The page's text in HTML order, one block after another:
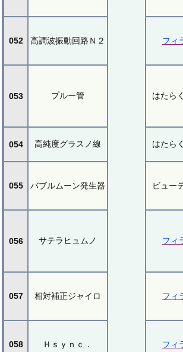
052 高調波振動回路Ｎ２ フィ
053 プルー管 はたら
054 高純度グラスノ線 はたら
055 バブルムーン発生器 ビュー
056 サテラヒュムノ フィ
057 相対補正ジャイロ フィ
058 Ｈｓｙｎｃ． フィ